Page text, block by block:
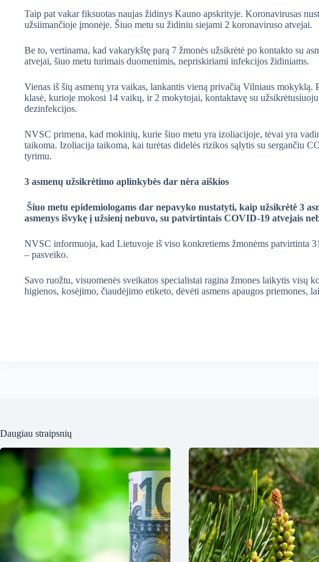
Taip pat vakar fiksuotas naujas židinys Kauno apskrityje. Koronavirusas
užsiimančioje įmonėje. Šiuo metu su židiniu siejami 2 koronaviruso atvejai.
Be to, vertinama, kad vakarykštę parą 7 žmonės užsikrėtė po kontakto su
atvejai, šiuo metu turimais duomenimis, nepriskiriami infekcijos židiniams.
Vienas iš šių asmenų yra vaikas, lankantis vieną privačią Vilniaus
klasė, kurioje mokosi 14 vaikų, ir 2 mokytojai, kontaktavę su
dezinfekcijos.
NVSC primena, kad mokinių, kurie šiuo metu yra izoliacijoje, tėvai yra
taikoma. Izoliacija taikoma, kai turėtas didelės rizikos sąlytis su sergančiu
tyrimu.
3 asmenų užsikrėtimo aplinkybės dar nėra aiškios
Šiuo metu epidemiologams dar nepavyko nustatyti, kaip užsikrėtė 3
asmenys išvykę į užsienį nebuvo, su patvirtintais COVID-19 atvejais
NVSC informuoja, kad Lietuvoje iš viso konkretiems žmonėms patvirtinta
– pasveiko.
Savo ruožtu, visuomenės sveikatos specialistai ragina žmones laikytis
higienos, kosėjimo, čiaudėjimo etiketo, dėvėti asmens apaugos priemones,
Daugiau straipsnių